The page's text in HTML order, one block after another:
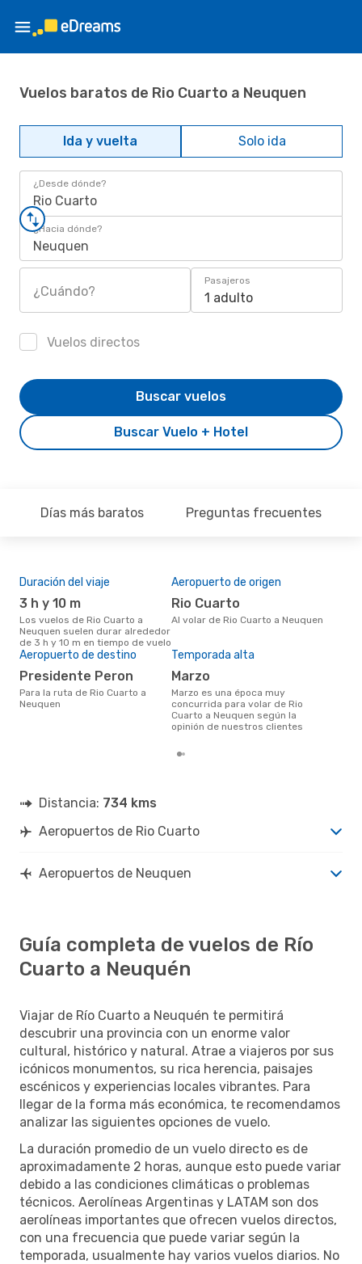
Vuelos baratos de Rio Cuarto a Neuquen
Ida y vuelta Solo ida
¿Desde dónde?
Rio Cuarto
¿Hacia dónde?
Neuquen
¿Cuándo?
Pasajeros
1 adulto
Vuelos directos
Buscar Vuelo + Hotel
Buscar vuelos
Días más baratos Preguntas frecuentes
Duración del viaje
3 h y 10 m
Los vuelos de Rio Cuarto a
Neuquen suelen durar alrededor
de 3 h y 10 m en tiempo de vuelo
Aeropuerto de origen
Rio Cuarto
Al volar de Rio Cuarto a Neuquen
Aeropuerto de destino
Presidente Peron
Para la ruta de Rio Cuarto a
Neuquen
Temporada alta
marzo
marzo es una época muy
concurrida para volar de Rio
Cuarto a Neuquen según la
opinión de nuestros clientes
Distancia: 734 kms
Aeropuertos de Rio Cuarto
Aeropuertos de Neuquen
Guía completa de vuelos de Río
Cuarto a Neuquén
Viajar de Río Cuarto a Neuquén te permitirá
descubrir una provincia con un enorme valor
cultural, histórico y natural. Atrae a viajeros por sus
icónicos monumentos, su rica herencia, paisajes
escénicos y experiencias locales vibrantes. Para
llegar de la forma más económica, te recomendamos
analizar las siguientes opciones de vuelo.
La duración promedio de un vuelo directo es de
aproximadamente 2 horas, aunque esto puede variar
debido a las condiciones climáticas o problemas
técnicos. Aerolíneas Argentinas y LATAM son dos
aerolíneas importantes que ofrecen vuelos directos,
con una frecuencia que puede variar según la
temporada, usualmente hay varios vuelos diarios. No